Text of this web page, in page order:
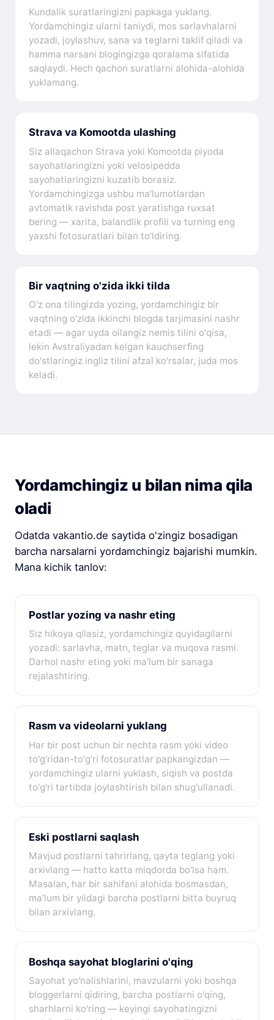
Kundalik suratlaringizni papkaga yuklang.
Yordamchingiz ularni taniydi, mos sarlavhalarni
yozadi, joylashuv, sana va teglarni taklif qiladi va
hamma narsani blogingizga qoralama sifatida
saqlaydi. Hech qachon suratlarni alohida-alohida
yuklamang.
Strava va Komootda ulashing
Siz allaqachon Strava yoki Komootda piyoda
sayohatlaringizni yoki velosipedda
sayohatlaringizni kuzatib borasiz.
Yordamchingizga ushbu ma'lumotlardan
avtomatik ravishda post yaratishga ruxsat
bering — xarita, balandlik profili va turning eng
yaxshi fotosuratlari bilan to'ldiring.
Bir vaqtning o'zida ikki tilda
O'z ona tilingizda yozing, yordamchingiz bir
vaqtning o'zida ikkinchi blogda tarjimasini nashr
etadi — agar uyda oilangiz nemis tilini o'qisa,
lekin Avstraliyadan kelgan kauchserfing
do'stlaringiz ingliz tilini afzal ko'rsalar, juda mos
keladi.
Yordamchingiz u bilan nima qila
oladi
Odatda vakantio.de saytida o'zingiz bosadigan
barcha narsalarni yordamchingiz bajarishi mumkin.
Mana kichik tanlov:
Postlar yozing va nashr eting
Siz hikoya qilasiz, yordamchingiz quyidagilarni
yozadi: sarlavha, matn, teglar va muqova rasmi.
Darhol nashr eting yoki ma'lum bir sanaga
rejalashtiring.
Rasm va videolarni yuklang
Har bir post uchun bir nechta rasm yoki video
to'g'ridan-to'g'ri fotosuratlar papkangizdan —
yordamchingiz ularni yuklash, siqish va postda
to'g'ri tartibda joylashtirish bilan shug'ullanadi.
Eski postlarni saqlash
Mavjud postlarni tahrirlang, qayta teglang yoki
arxivlang — hatto katta miqdorda bo'lsa ham.
Masalan, har bir sahifani alohida bosmasdan,
ma'lum bir yildagi barcha postlarni bitta buyruq
bilan arxivlang.
Boshqa sayohat bloglarini o'qing
Sayohat yo'nalishlarini, mavzularni yoki boshqa
bloggerlarni qidiring, barcha postlarni o'qing,
sharhlarni ko'ring — keyingi sayohatingizni